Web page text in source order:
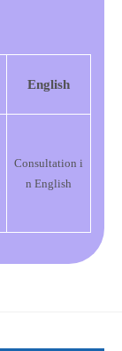
English
Consultation i
n English